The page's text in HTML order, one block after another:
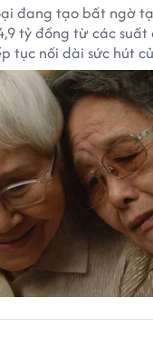
đang tạo bất ngờ
tỷ đồng từ các suất
tục nối dài sức hút
thu hơn 7.300 tỷ